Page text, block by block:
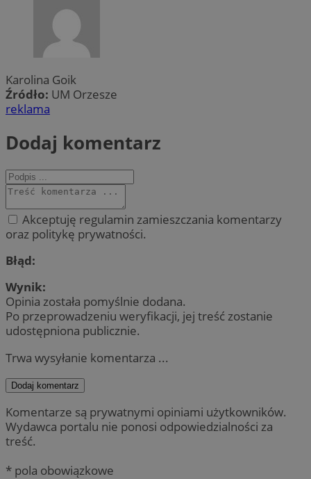
Karolina Goik
Źródło: UM Orzesze
reklama
Dodaj komentarz
Akceptuję regulamin zamieszczania komentarzy
oraz politykę prywatności.
Błąd:
Wynik:
Opinia została pomyślnie dodana.
Po przeprowadzeniu weryfikacji, jej treść zostanie
udostępniona publicznie.
Trwa wysyłanie komentarza ...
Dodaj komentarz
Komentarze są prywatnymi opiniami użytkowników.
Wydawca portalu nie ponosi odpowiedzialności za
treść.
* pola obowiązkowe